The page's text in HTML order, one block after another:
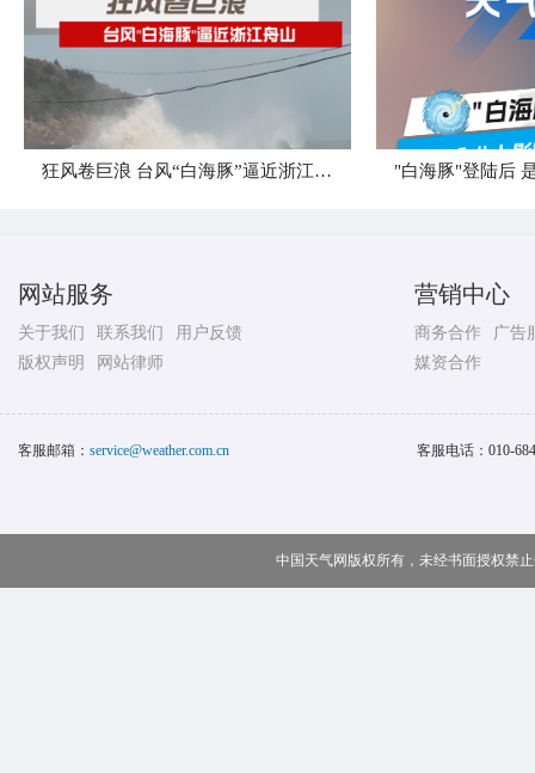
狂风卷巨浪 台风“白海豚”逼近浙江舟山
网站服务
关于我们 联系我们
用户反馈
版权声明
网站律师
营销中心
商务合作
广告
媒资合作
客服邮箱： service@weather.com.cn 客服电话： 010-
中国天气网版权所有，未经书面授权